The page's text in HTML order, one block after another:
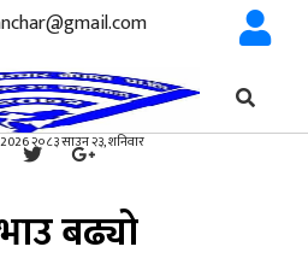
२०८३ साउन २३, शनिवार
बढ्यो